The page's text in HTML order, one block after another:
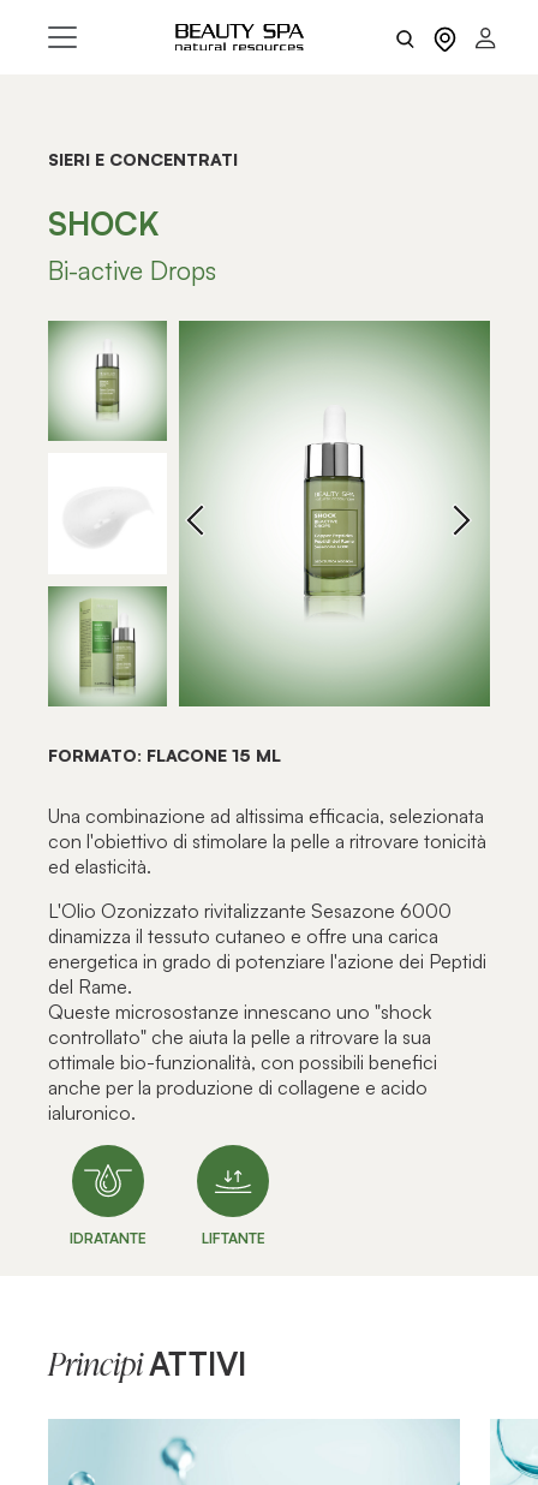
SIERI E CONCENTRATI
SHOCK
Bi-active Drops
FORMATO: FLACONE 15 ML
Una combinazione ad altissima efficacia, selezionata
con l'obiettivo di stimolare la pelle a ritrovare tonicità
ed elasticità.
L'Olio Ozonizzato rivitalizzante Sesazone 6000
dinamizza il tessuto cutaneo e offre una carica
energetica in grado di potenziare l'azione dei Peptidi
del Rame.
Queste microsostanze innescano uno "shock
controllato" che aiuta la pelle a ritrovare la sua
ottimale bio-funzionalità, con possibili benefici
anche per la produzione di collagene e acido
ialuronico.
IDRATANTE LIFTANTE
PrincipiATTIVI